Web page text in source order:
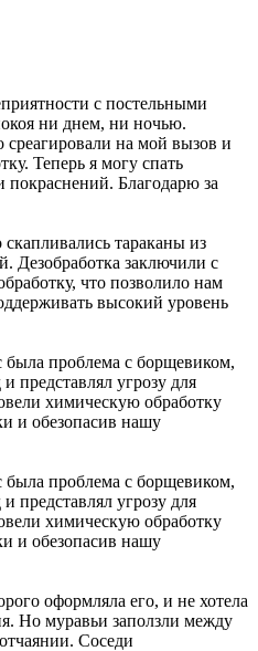
с постельными
ни днем, ни ночью.
на мой вызов и
Теперь я могу спать
покраснений. Благодарю за
тараканы из
Дезобработка заключили с
что позволило нам
высокий уровень
была проблема с борщевиком,
представлял угрозу для
химическую обработку
и обезопасив нашу
была проблема с борщевиком,
представлял угрозу для
химическую обработку
и обезопасив нашу
оформляла его, и не хотела
Но муравьи заползли между
Соседи